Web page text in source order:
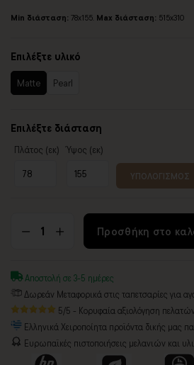
Min διάσταση: 78x155. Max διάσταση: 515x310
Επιλέξτε υλικό
Matte Pearl
Επιλέξτε διάσταση
Πλάτος (εκ) Ύψος (εκ)
ΥΠΟΛΟΓΙΣΜΟΣ
Προσθήκη στο
Αποστολή σε 3-5 ημέρες
Δωρεάν Μεταφορικά στις ταπετσαρίες για
5/5 - Κορυφαία αξιολόγηση πελατών
Ελληνικά Χειροποίητα προϊόντα δικής μας
Ευρωπαϊκές πιστοποιήσεις μελανιών και